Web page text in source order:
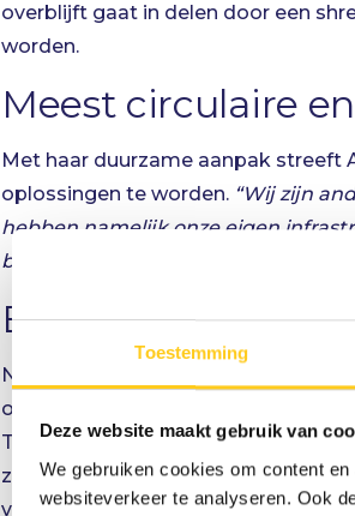
Toestemming
Deze website maakt gebruik van
We gebruiken cookies om content
websiteverkeer te analyseren. Ook
overblijft gaat in delen door een
worden.
Meest circulaire
Met haar duurzame aanpak streeft
oplossingen te worden. “Wij zijn
hebben namelijk onze eigen
besteden dat uit. Door het zelf te
Een
Nu maakt AELS de volgende stap
onderzoekt het bedrijf hoe zij nog
Teeuw, circulair projectmanager bij
zelf zit.“Met de data zie je precies
vertelt Coen. “Wat je niet ziet is